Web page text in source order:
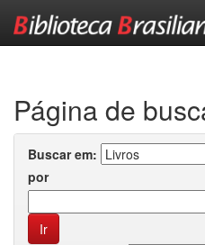
Página de
Buscar em:
por